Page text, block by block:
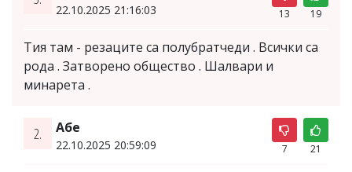
22.10.2025 21:16:03 13 19
Тия там - резаците са полубратчеди . Всички са
рода . Затворено общество . Шалвари и
минарета .
2. Абе
22.10.2025 20:59:09 7 21